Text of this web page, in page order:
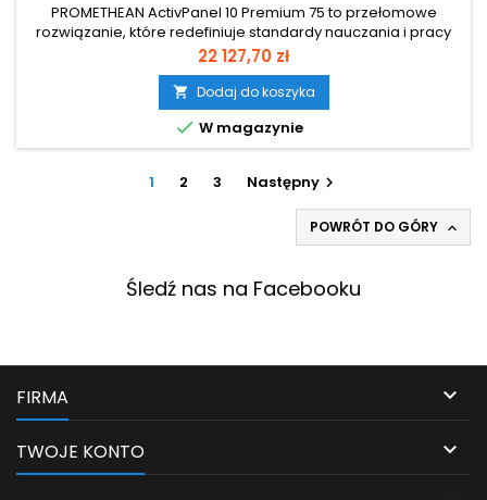
PROMETHEAN ActivPanel 10 Premium 75 to przełomowe
rozwiązanie, które redefiniuje standardy nauczania i pracy
zespołowej. Łączy intuicyjność tradycyjnej tablicy z
nowoczesnymi możliwościami ekranu dotykowego,
umożliwiając jednoczesną interakcję nawet 50
użytkownikom. Jego modułowa konstrukcja pozwala na
wybór systemu operacyjnego – Android, Windows lub...
Cena
22 127,70 zł
 Dodaj do koszyka
 W magazynie
1 2 3 Następny
POWRÓT DO GÓRY 
Śledź nas na Facebooku
FIRMA 
TWOJE KONTO 